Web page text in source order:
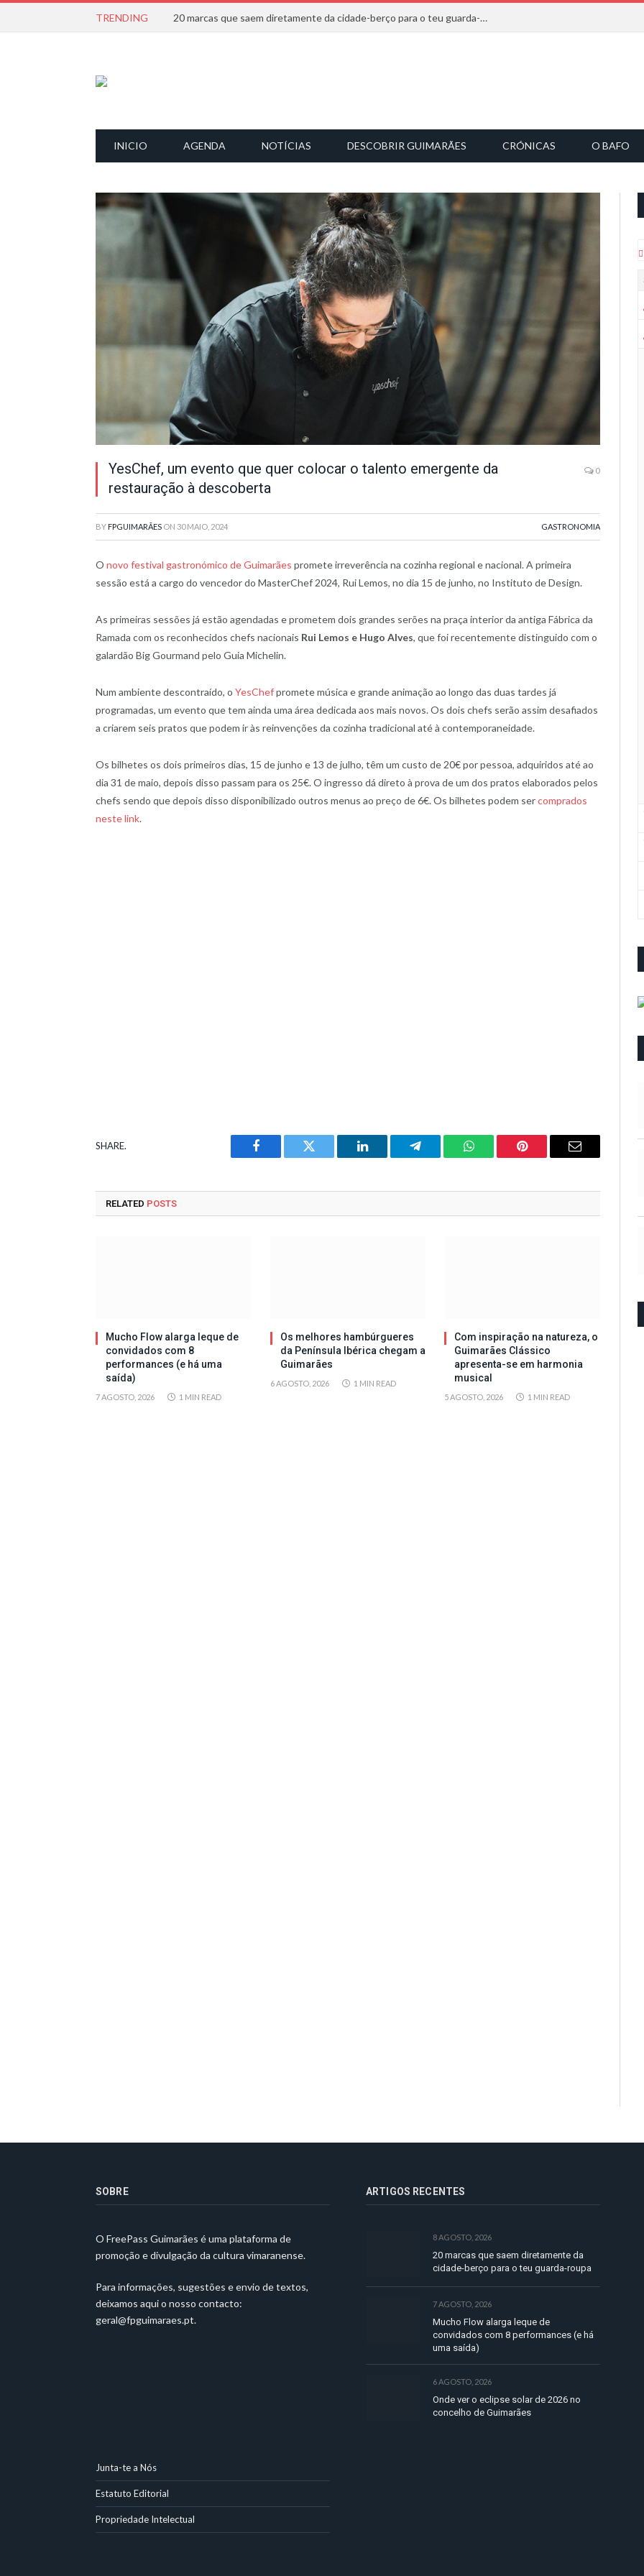
TRENDING 20 marcas que saem diretamente da cidade-berço para o teu guarda-roupa
INICIO AGENDA NOTÍCIAS DESCOBRIR GUIMARÃES CRÓNICAS O BAFO
YesChef, um evento que quer colocar o talento emergente da
restauração à descoberta
0
BY FPGUIMARÃES ON 30 MAIO, 2024 GASTRONOMIA
O novo festival gastronómico de Guimarães promete irreverência na cozinha regional e nacional. A primeira
sessão está a cargo do vencedor do MasterChef 2024, Rui Lemos, no dia 15 de junho, no Instituto de Design.
As primeiras sessões já estão agendadas e prometem dois grandes serões na praça interior da antiga Fábrica da
Ramada com os reconhecidos chefs nacionais Rui Lemos e Hugo Alves, que foi recentemente distinguido com o
galardão Big Gourmand pelo Guia Michelin.
Num ambiente descontraído, o YesChefpromete música e grande animação ao longo das duas tardes já
programadas, um evento que tem ainda uma área dedicada aos mais novos. Os dois chefs serão assim desafiados
a criarem seis pratos que podem ir às reinvenções da cozinha tradicional até à contemporaneidade.
Os bilhetes os dois primeiros dias, 15 de junho e 13 de julho, têm um custo de 20€ por pessoa, adquiridos até ao
dia 31 de maio, depois disso passam para os 25€. O ingresso dá direto à prova de um dos pratos elaborados pelos
chefs sendo que depois disso disponibilizado outros menus ao preço de 6€. Os bilhetes podem sercomprados
neste link.
SHARE.
Facebook Twitter LinkedIn Telegram WhatsAppPinterest Email
RELATED POSTS
Mucho Flow alarga leque de
convidados com 8
performances (e há uma
saída)
7 AGOSTO, 2026 1 MIN READ
Os melhores hambúrgueres
da Península Ibérica chegam a
Guimarães
6 AGOSTO, 2026 1 MIN READ
Com inspiração na natureza, o
Guimarães Clássico
apresenta-se em harmonia
musical
5 AGOSTO, 2026 1 MIN READ
SOBRE
O FreePass Guimarães é uma plataforma de
promoção e divulgação da cultura vimaranense.
Para informações, sugestões e envio de textos,
deixamos aqui o nosso contacto:
geral@fpguimaraes.pt.
ARTIGOS RECENTES
8 AGOSTO, 2026
20 marcas que saem diretamente da
cidade-berço para o teu guarda-roupa
7 AGOSTO, 2026
Mucho Flow alarga leque de
convidados com 8 performances (e há
uma saída)
6 AGOSTO, 2026
Onde ver o eclipse solar de 2026 no
concelho de Guimarães
Junta-te a Nós
Estatuto Editorial
Propriedade Intelectual